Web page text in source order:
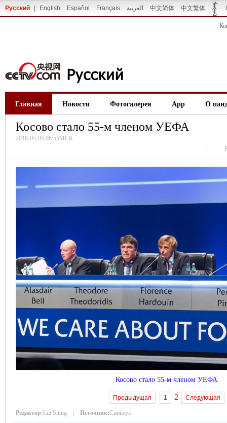
Русский English Español Français العربية 中文简体 中文繁体
Главная Новости Фотогалерея App О
Косово стало 55-м членом УЕФА
2016-05-05 06:55МСК
Косово стало 55-м членом УЕФА
Предыдущая 1 2 Следующая
Редактор:Liu Siting | Источник:Синьхуа